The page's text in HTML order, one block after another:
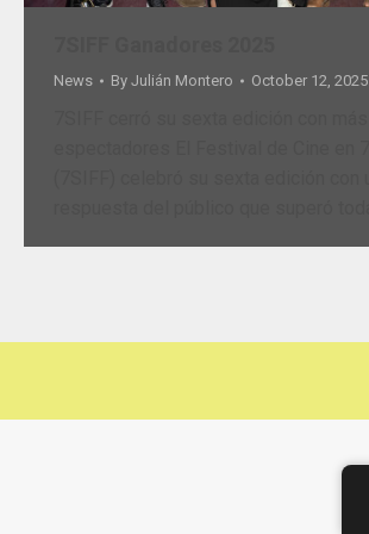
News By Julián Montero October 12, 2025